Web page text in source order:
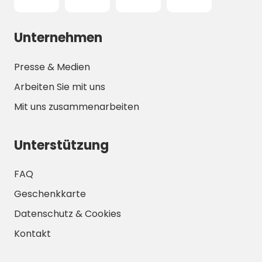
Badesachen, wenn Sie den Pool genießen
für Entspannung und Abenteuer. Mit seiner
landschaftlich reizvollen Lage, den
spannenden Erlebnissen ist er die beste
Wahl für einen unvergesslichen Urlaub in
Unternehmen
Presse & Medien
Arbeiten Sie mit uns
Mit uns zusammenarbeiten
Unterstützung
FAQ
Geschenkkarte
Datenschutz & Cookies
Kontakt